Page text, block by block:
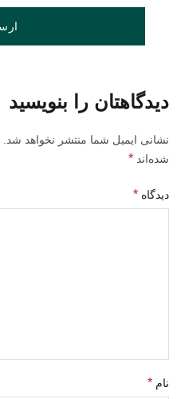
(Required)
دیدگاهتان را بنویسید
نشانی ایمیل شما منتشر نخواهد شد.
شده‌اند *
دیدگاه *
نام *